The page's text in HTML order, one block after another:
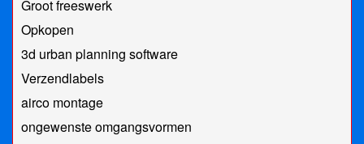
Groot freeswerk
Opkopen
3d urban planning software
Verzendlabels
airco montage
ongewenste omgangsvormen